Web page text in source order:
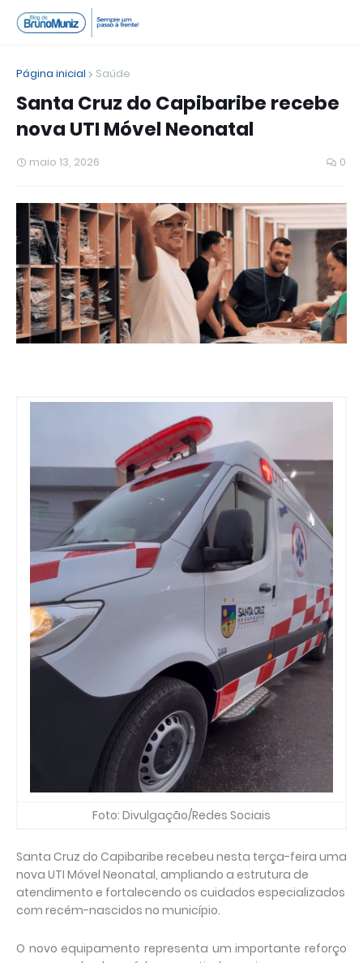
Página inicial Saúde
Santa Cruz do Capibaribe recebe
nova UTI Móvel Neonatal
maio 13, 2026 0
Foto: Divulgação/Redes Sociais
Santa Cruz do Capibaribe recebeu nesta terça-feira uma
nova UTI Móvel Neonatal, ampliando a estrutura de
atendimento e fortalecendo os cuidados especializados
com recém-nascidos no município.
O novo equipamento representa um importante reforço